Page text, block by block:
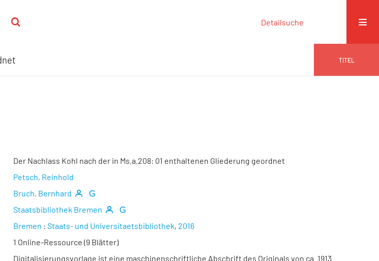
Detailsuche
TITEL
Der Nachlass Kohl nach der in Ms.a.208: 01 enthaltenen Gliederung geordnet
Petsch, Reinhold
Bruch, Bernhard
Staatsbibliothek Bremen
Bremen : Staats- und Universitaetsbibliothek, 2016
1 Online-Ressource (9 Blätter)
Digitalisierungsvorlage ist eine maschinenschriftliche Abschrift des Originals von ca. 1913